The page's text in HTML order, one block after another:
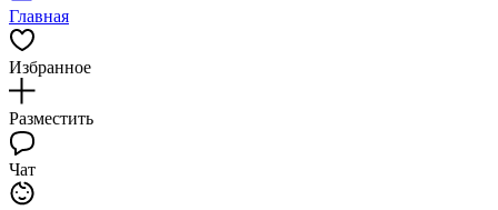
Главная
Избранное
Разместить
Чат